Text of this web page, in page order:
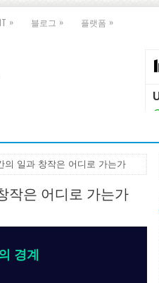
IT » 블로그 » 플랫폼 »
의 일과 창작은 어디로 가는가
작은 어디로 가는가
경계